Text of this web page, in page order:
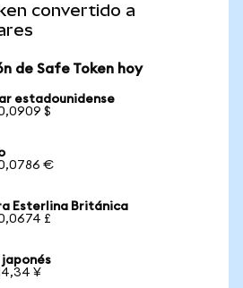
convertido a
de Safe Token hoy
estadounidense
$
0,0786 €
Esterlina Británica
£
japonés
¥